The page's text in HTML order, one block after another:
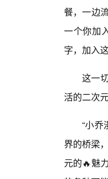
餐，一边
一个你加
字，加入
这一
活的二次
“小乔
界的桥梁
元的🔥魅